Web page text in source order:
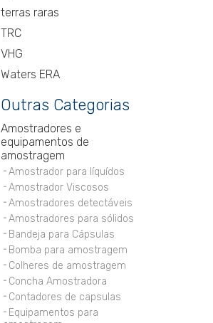
terras raras
TRC
VHG
Waters ERA
Outras Categorias
Amostradores e
equipamentos de
amostragem
Amostrador para líquídos
Amostrador Viscosos
Amostradores detectáveis
Amostradores para sólidos
Bandeja para Cápsulas
Bomba para amostragem
Colheres de amostragem
Concha Amostradora
Contadores de capsulas
Equipamentos para